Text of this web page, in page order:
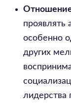
проявлять
особенно
других
лидерства